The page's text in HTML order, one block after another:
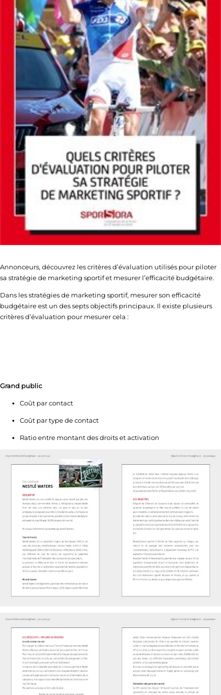
Annonceurs, découvrez les critères d’évaluation utilisés pour piloter
sa stratégie de marketing sportif et mesurer l’efficacité budgétaire.
Dans les stratégies de marketing sportif, mesurer son efficacité
budgétaire est un des septs objectifs principaux. Il existe plusieurs
critères d’évaluation pour mesurer cela :
Grand public
Coût par contact
Coût par type de contact
Ratio entre montant des droits et activation